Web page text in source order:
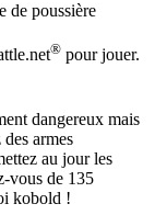
de poussière
® pour jouer.
dangereux mais
armes
au jour les
vous de 135
kobold !